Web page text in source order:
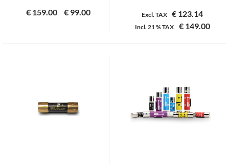
€159.00 € 99.00 Excl. TAX € 123.14
Incl.21 %TAX €149.00
Dit
variaties.
Deze
optie